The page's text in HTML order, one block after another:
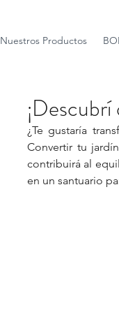
Nuestros Productos
¿Te gustaría
Convertir tu
contribuirá al
en un santuario